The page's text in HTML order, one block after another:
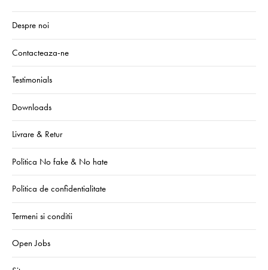
Despre noi
Contacteaza-ne
Testimonials
Downloads
Livrare & Retur
Politica No fake & No hate
Politica de confidentialitate
Termeni si conditii
Open Jobs